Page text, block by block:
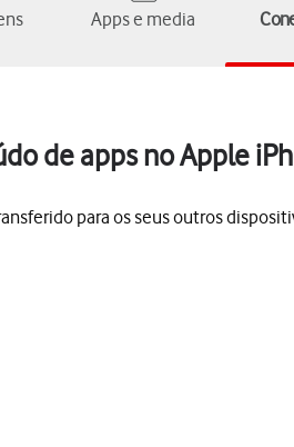
Apps e media
de apps no Apple
para os seus outros